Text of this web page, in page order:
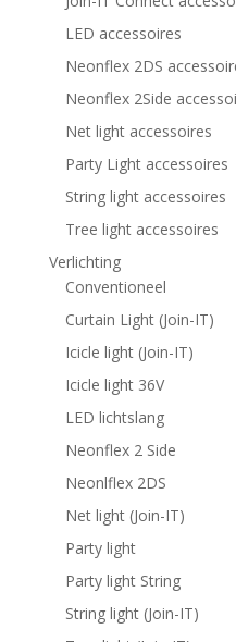
LED accessoires
Neonflex 2DS
Neonflex 2Side
Net light accessoires
Party Light accessoires
String light accessoires
Tree light accessoires
Verlichting
Conventioneel
Curtain Light (Join-IT)
Icicle light (Join-IT)
Icicle light 36V
LED lichtslang
Neonflex 2 Side
Neonlflex 2DS
Net light (Join-IT)
Party light
Party light String
String light (Join-IT)